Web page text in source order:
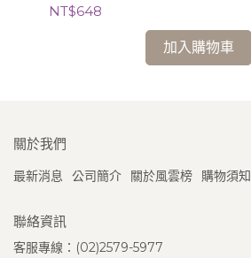
NT$648
加入購物車
關於我們
最新消息 公司簡介 關於風雲榜 購物須知
聯絡資訊
客服專線：(02)2579-5977